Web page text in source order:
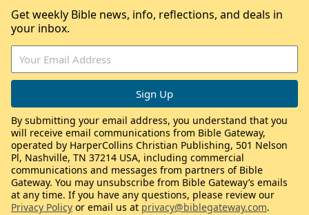
Get weekly Bible news, info, reflections, and deals in
your inbox.
By submitting your email address, you understand that you
will receive email communications from Bible Gateway,
operated by HarperCollins Christian Publishing, 501 Nelson
Pl, Nashville, TN 37214 USA, including commercial
communications and messages from partners of Bible
Gateway. You may unsubscribe from Bible Gateway’s emails
at any time. If you have any questions, please review our
Privacy Policy or email us at privacy@biblegateway.com.